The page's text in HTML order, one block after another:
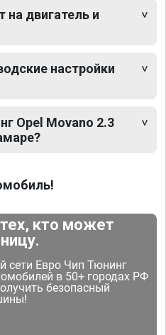
на двигатель и
настройки
Opel Movano 2.3
кто может
сети Евро Чип Тюнинг
в 50+ городах РФ
безопасный